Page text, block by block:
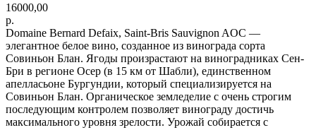
16000,00
р.
Domaine Bernard Defaix, Saint-Bris Sauvignon AOC —
элегантное белое вино, созданное из винограда сорта
Совиньон Блан. Ягоды произрастают на виноградниках Сен-
Бри в регионе Осер (в 15 км от Шабли), единственном
апелласьоне Бургундии, который специализируется на
Совиньон Блан. Органическое земледелие с очень строгим
последующим контролем позволяет винограду достичь
максимального уровня зрелости. Урожай собирается с